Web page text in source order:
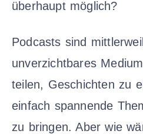
überhaupt möglich?
Podcasts sind
unverzichtbares
teilen, Geschichten zu
einfach spannende
zu bringen. Aber wie